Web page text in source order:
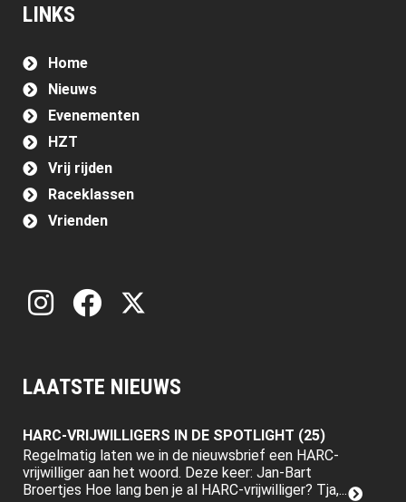
LINKS
Home
Nieuws
Evenementen
HZT
Vrij rijden
Raceklassen
Vrienden
LAATSTE NIEUWS
HARC-VRIJWILLIGERS IN DE SPOTLIGHT (25)
Regelmatig laten we in de nieuwsbrief een HARC-
vrijwilliger aan het woord. Deze keer: Jan-Bart
Broertjes Hoe lang ben je al HARC-vrijwilliger? Tja,...